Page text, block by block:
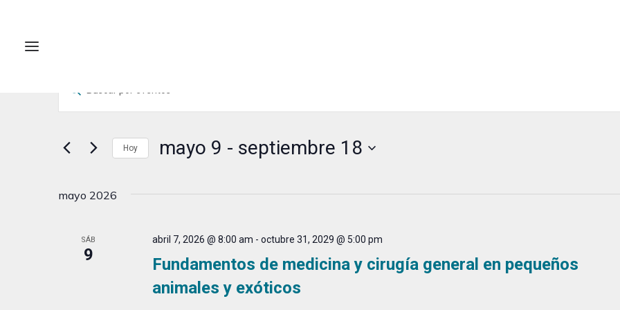
de
y
de
clave.
Busca
para
Hoy mayo 9 - septiembre 18
mayo 2026
SÁB
9
Fundamentos de medicina y cirugía general en pequeños
animales y exóticos
abril 7, 2026 @ 8:00 am - octubre 31, 2029 @ 5:00 pm